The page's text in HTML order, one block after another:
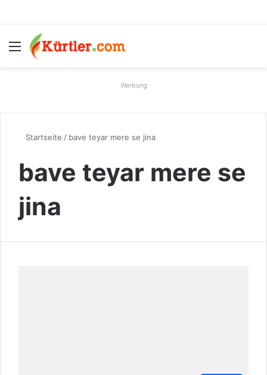
Menü
Werbung
Startseite / bave teyar mere se jina
bave teyar mere se
jina